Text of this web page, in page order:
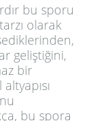
bu sporu
olarak
geliştiğini,
bir
bu spora